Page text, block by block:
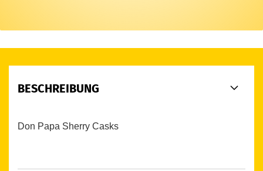
BESCHREIBUNG
Don Papa Sherry Casks